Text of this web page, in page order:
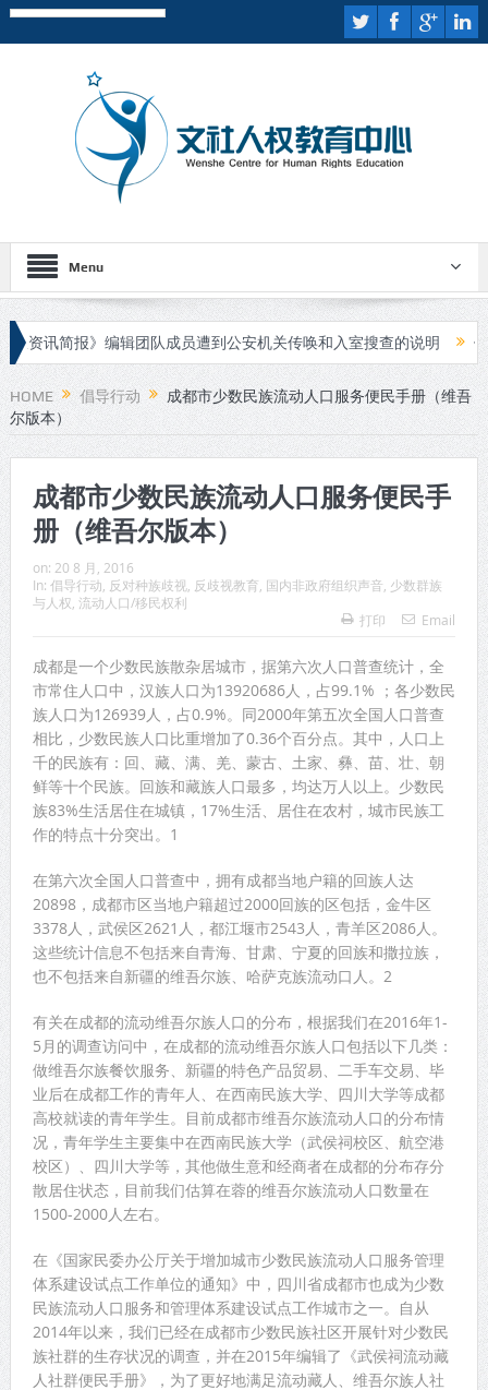
Menu
讯简报》编辑团队成员遭到公安机关传唤和入室搜查的说明 伊斯
行庭审
HOME 倡导行动
成都市少数民族流动人口服务便民手册（维吾
尔版本）
成都市少数民族流动人口服务便民手
册（维吾尔版本）
on: 20 8 月, 2016
In: 倡导行动 反对种族歧视, 反歧视教育 国内非政府组织声音 少数群族
与人权 流动人口/移民权利
打印
Email
成都是一个少数民族散杂居城市，据第六次人口普查统计，全
市常住人口中，汉族人口为13920686人，占99.1% ；各少数民
族人口为126939人，占0.9%。同2000年第五次全国人口普查
相比，少数民族人口比重增加了0.36个百分点。其中，人口上
千的民族有：回、藏、满、羌、蒙古、土家、彝、苗、壮、朝
鲜等十个民族。回族和藏族人口最多，均达万人以上。少数民
族83%生活居住在城镇，17%生活、居住在农村，城市民族工
作的特点十分突出。1
在第六次全国人口普查中，拥有成都当地户籍的回族人达
20898，成都市区当地户籍超过2000回族的区包括，金牛区
3378人，武侯区2621人，都江堰市2543人，青羊区2086人。
这些统计信息不包括来自青海、甘肃、宁夏的回族和撒拉族，
也不包括来自新疆的维吾尔族、哈萨克族流动口人。2
有关在成都的流动维吾尔族人口的分布，根据我们在2016年1-
5月的调查访问中，在成都的流动维吾尔族人口包括以下几类：
做维吾尔族餐饮服务、新疆的特色产品贸易、二手车交易、毕
业后在成都工作的青年人、在西南民族大学、四川大学等成都
高校就读的青年学生。目前成都市维吾尔族流动人口的分布情
况，青年学生主要集中在西南民族大学（武侯祠校区、航空港
校区）、四川大学等，其他做生意和经商者在成都的分布存分
散居住状态，目前我们估算在蓉的维吾尔族流动人口数量在
1500-2000人左右。
在《国家民委办公厅关于增加城市少数民族流动人口服务管理
体系建设试点工作单位的通知》中，四川省成都市也成为少数
民族流动人口服务和管理体系建设试点工作城市之一。自从
2014年以来，我们已经在成都市少数民族社区开展针对少数民
族社群的生存状况的调查，并在2015年编辑了《武侯祠流动藏
人社群便民手册》，为了更好地满足流动藏人、维吾尔族人社